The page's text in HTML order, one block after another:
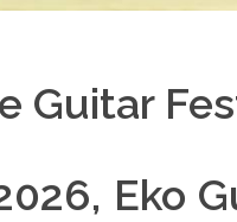
Guitar
Eko